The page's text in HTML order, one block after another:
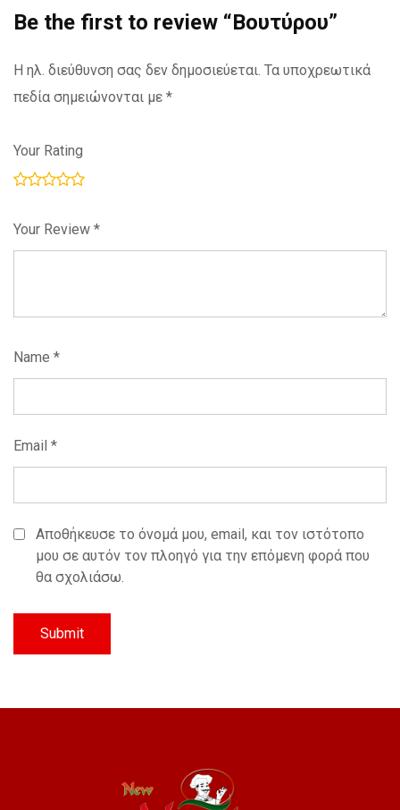
Be the first to review “Βουτύρου”
Η ηλ. διεύθυνση σας δεν δημοσιεύεται. Τα υποχρεωτικά
πεδία σημειώνονται με *
Your Rating
Your Review *
Name *
Email *
Αποθήκευσε το όνομά μου, email, και τον ιστότοπο
μου σε αυτόν τον πλοηγό για την επόμενη φορά που
θα σχολιάσω.